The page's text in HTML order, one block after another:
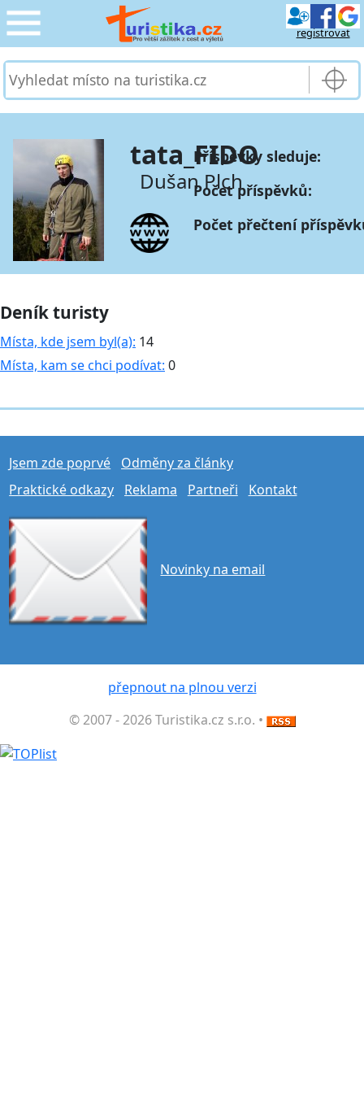
registrovat
CESTOVÁNÍ
SLUŽBY & DOPRAVA ›
PRO TURISTY
MOJE TURISTIKA
tata_FIDO
Dušan Plch
Příspěvky sleduje:
Počet příspěvků:
Počet přečtení
Deník turisty
Místa, kde jsem byl(a): 14
Místa, kam se chci podívat: 0
Jsem zde poprvé
Odměny za články
Praktické odkazy
Reklama Partneři Kontakt
Novinky na email
přepnout na plnou verzi
© 2007 - 2026 Turistika.cz s.r.o. •